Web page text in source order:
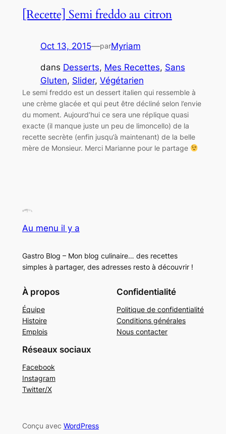
[Recette] Semi freddo au citron
Oct 13, 2015—parMyriam
dans Desserts, Mes Recettes, Sans
Gluten, Slider, Végétarien
Le semi freddo est un dessert italien qui ressemble à
une crème glacée et qui peut être décliné selon l’envie
du moment. Aujourd’hui ce sera une réplique quasi
exacte (il manque juste un peu de limoncello) de la
recette secrète (enfin jusqu’à maintenant) de la belle
mère de Monsieur. Merci Marianne pour le partage
Au menu il y a
Gastro Blog – Mon blog culinaire… des recettes
simples à partager, des adresses resto à découvrir !
À propos
Équipe
Histoire
Emplois
Confidentialité
Politique de confidentialité
Conditions générales
Nous contacter
Réseaux sociaux
Facebook
Instagram
Twitter/X
Conçu avec WordPress